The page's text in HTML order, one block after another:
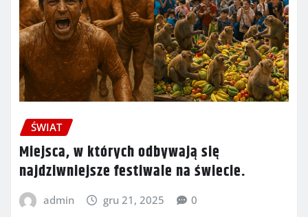
ŚWIAT
Miejsca, w których odbywają się
najdziwniejsze festiwale na świecie.
admin gru 21, 2025 0